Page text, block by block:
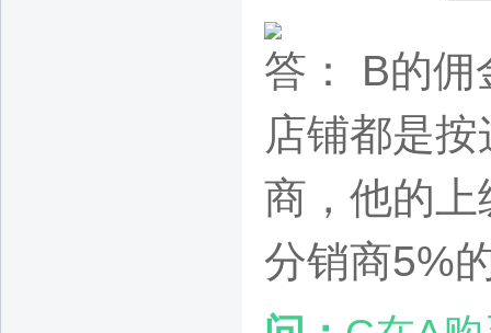
答：
B的佣
店铺都是
商，他的
分销商5%